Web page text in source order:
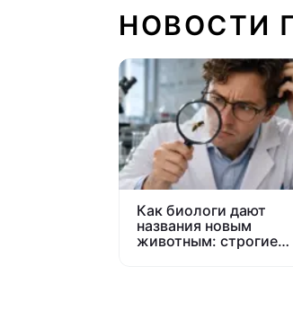
НОВОСТИ
Как биологи дают
названия новым
животным: строгие